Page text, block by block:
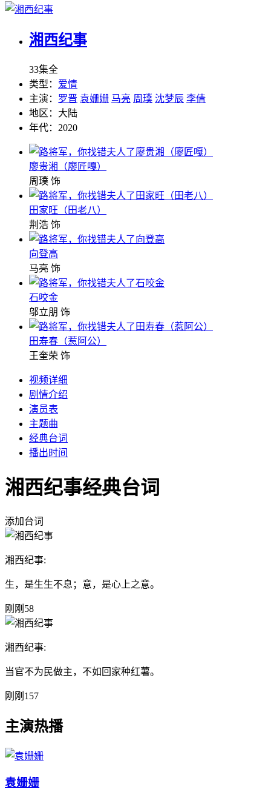
湘西纪事
33集全
类型： 爱情
主演： 罗晋 袁姗姗 马亮 周璞 沈梦辰 李倩
地区： 大陆
年代： 2020
廖贵湘（廖匠嘎）
周璞 饰
田家旺（田老八）
荆浩 饰
向登高
马亮 饰
石咬金
邬立朋 饰
田寿春（惹阿公）
王奎荣 饰
视频详细
剧情介绍
演员表
主题曲
经典台词
播出时间
湘西纪事经典台词
添加台词
湘西纪事:
生，是生生不息；意，是心上之意。
刚刚 58
湘西纪事:
当官不为民做主，不如回家种红薯。
刚刚 157
主演热播
袁姗姗